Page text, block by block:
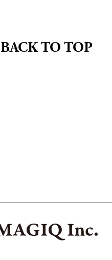
BACK TO TOP